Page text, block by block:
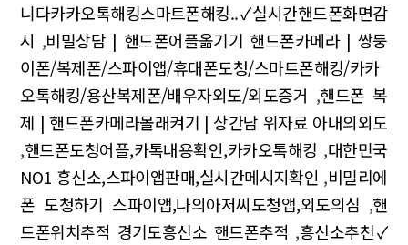
니다카카오톡해킹스마트폰해킹..✓실시간핸드폰화면감
시 ,비밀상담 | 핸드폰어플옮기기 핸드폰카메라 | 쌍둥
이폰/복제폰/스파이앱/휴대폰도청/스마트폰해킹/카카
오톡해킹/용산복제폰/배우자외도/외도증거 ,핸드폰 복
제 | 핸드폰카메라몰래켜기 | 상간남 위자료 아내의외도
,핸드폰도청어플,카톡내용확인,카카오톡해킹 ,대한민국
NO1 흥신소,스파이앱판매,실시간메시지확인 ,비밀리에
폰 도청하기 스파이앱,나의아저씨도청앱,외도의심 ,핸
드폰위치추적 경기도흥신소 핸드폰추적 ,흥신소추천✓